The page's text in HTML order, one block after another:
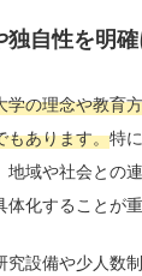
独自性を明
学の理念や教育
もあります。特
地域や社会との
化することが重
究設備や少人数